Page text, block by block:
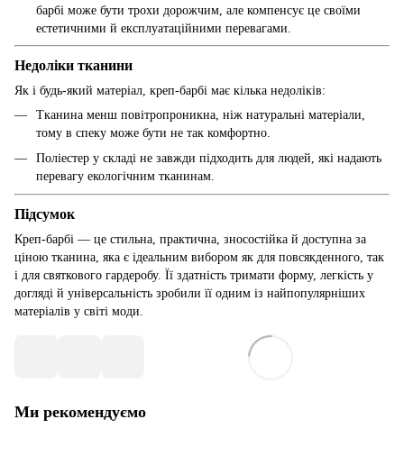
барбі може бути трохи дорожчим, але компенсує це своїми
естетичними й експлуатаційними перевагами.
Недоліки тканини
Як і будь-який матеріал, креп-барбі має кілька недоліків:
Тканина менш повітропроникна, ніж натуральні матеріали,
тому в спеку може бути не так комфортно.
Поліестер у складі не завжди підходить для людей, які надають
перевагу екологічним тканинам.
Підсумок
Креп-барбі — це стильна, практична, зносостійка й доступна за
ціною тканина, яка є ідеальним вибором як для повсякденного, так
і для святкового гардеробу. Її здатність тримати форму, легкість у
догляді й універсальність зробили її одним із найпопулярніших
матеріалів у світі моди.
Ми рекомендуємо